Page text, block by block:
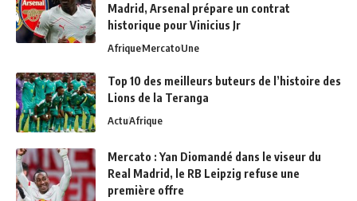
Madrid, Arsenal prépare un contrat
historique pour Vinicius Jr
AfriqueMercatoUne
Top 10 des meilleurs buteurs de l’histoire des
Lions de la Teranga
ActuAfrique
Mercato : Yan Diomandé dans le viseur du
Real Madrid, le RB Leipzig refuse une
première offre